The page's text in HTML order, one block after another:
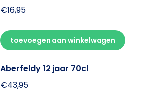
€16,95
toevoegen aan winkelwagen
Aberfeldy 12 jaar 70cl
€43,95